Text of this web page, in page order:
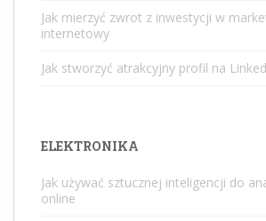
Jak mierzyć zwrot z inwestycji w
internetowy
Jak stworzyć atrakcyjny profil na
ELEKTRONIKA
Jak używać sztucznej inteligencji do
online